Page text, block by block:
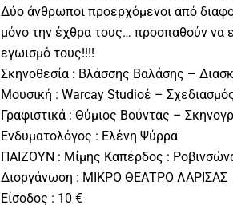
Δύο άνθρωποι προερχόμενοι από
μόνο την έχθρα τους… προσπαθούν να
εγωισμό τους!!!!
Σκηνοθεσία : Βλάσσης Βαλάσης –
Μουσική : Warcay Studioέ –
Γραφιστικά : Θύμιος Βούντας –
Ενδυματολόγος : Ελένη Ψύρρα
ΠΑΙΖΟΥΝ : Μίμης Καπέρδος :
Διοργάνωση : ΜΙΚΡΟ ΘΕΑΤΡΟ ΛΑΡΙΣΑΣ
Είσοδος : 10 €